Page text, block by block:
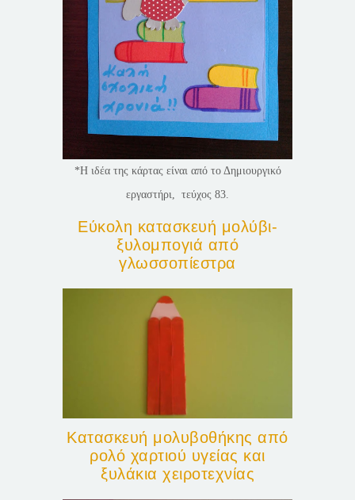
*Η ιδέα της κάρτας είναι από το Δημιουργικό
εργαστήρι, τεύχος 83.
Εύκολη κατασκευή μολύβι-
ξυλομπογιά από
γλωσσοπίεστρα
Κατασκευή μολυβοθήκης από
ρολό χαρτιού υγείας και
ξυλάκια χειροτεχνίας